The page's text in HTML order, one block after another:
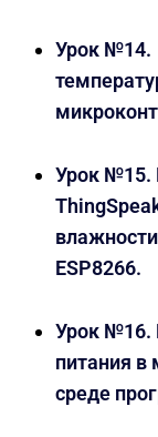
Урок №14.
Урок №15.
ESP8266.
Урок №16.
питания в
среде